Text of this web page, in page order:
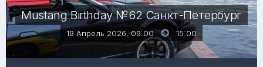
Mustang Birthday №62 Санкт-Петербург
19 Апрель 2026, 09:00 15:00